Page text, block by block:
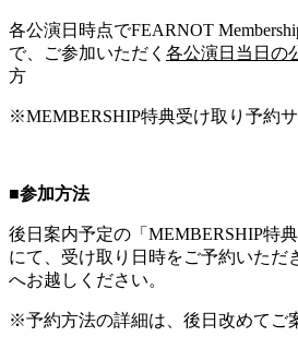
各公演日時点でFEARNOT
で、ご参加いただく 各公演日当日の
方
※MEMBERSHIP特典受け取り予約
■参加方法
後日案内予定の「MEMBERSHIP特
にて、受け取り日時をご予約いただ
へお越しください。
※予約方法の詳細は、後日改めてご